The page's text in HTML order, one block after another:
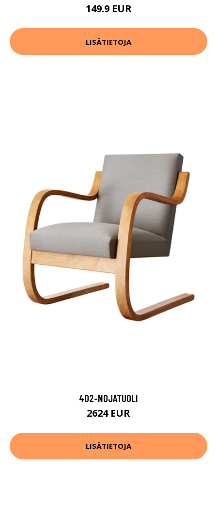
149.9 EUR
LISÄTIETOJA
402-NOJATUOLI
2624 EUR
LISÄTIETOJA